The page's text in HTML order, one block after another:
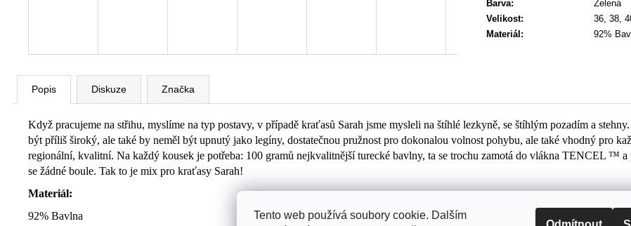
Tento web používá soubory cookie. Dalším
Barva:
Zelená
Velikost:
36, 38,
Materiál: 92%
Popis Diskuze Značka
Když pracujeme na střihu, myslíme na typ postavy, v případě kraťasů Sarah jsme mysleli na štíhlé lezkyně, se štíhlým pozadím a
být příliš široký, ale také by neměl být upnutý jako legíny, dostatečnou pružnost pro dokonalou volnost pohybu, ale také vhodný pro
regionální, kvalitní. Na každý kousek je potřeba: 100 gramů nejkvalitnější turecké bavlny, ta se trochu zamotá do vlákna TENCEL ™ a
se žádné boule. Tak to je mix pro kraťasy Sarah!
Materiál:
92% Bavlna